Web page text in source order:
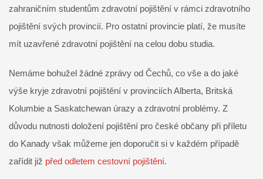
zahraničním studentům zdravotní pojištění v rámci zdravotního
pojištění svých provincií. Pro ostatní provincie platí, že musíte
mít uzavřené zdravotní pojištění na celou dobu studia.
Nemáme bohužel žádné zprávy od Čechů, co vše a do jaké
výše kryje zdravotní pojištění v provinciích Alberta, Britská
Kolumbie a Saskatchewan úrazy a zdravotní problémy. Z
důvodu nutnosti doložení pojištění pro české občany při příletu
do Kanady však můžeme jen doporučit si v každém případě
zařídit již před odletem cestovní pojištění.